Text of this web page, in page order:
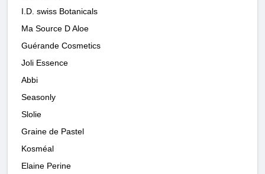
I.D. swiss Botanicals
Ma Source D Aloe
Guérande Cosmetics
Joli Essence
Abbi
Seasonly
Slolie
Graine de Pastel
Kosméal
Elaine Perine